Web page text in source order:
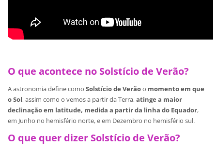
O que acontece no Solstício de Verão?
A astronomia define comoSolstício de Verãoo momento em que
o Sol, assim como o vemos a partir da Terra,atinge a maior
declinação em latitude, medida a partir da linha do Equador,
em Junho no hemisfério norte, e em Dezembro no hemisfério sul.
O que quer dizer Solstício de Verão?